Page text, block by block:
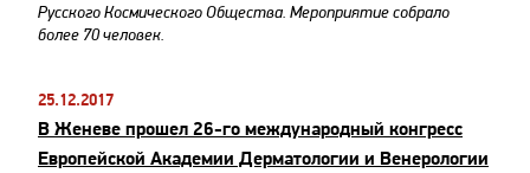
Русского Космического Общества. Мероприятие собрало
более 70 человек.
25.12.2017
В Женеве прошел 26-го международный конгресс
Европейской Академии Дерматологии и Венерологии